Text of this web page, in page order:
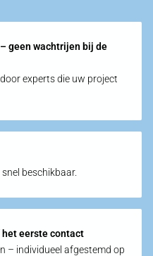
geen wachtrijen bij de
experts die uw project
beschikbaar.
het eerste contact
– individueel afgestemd op